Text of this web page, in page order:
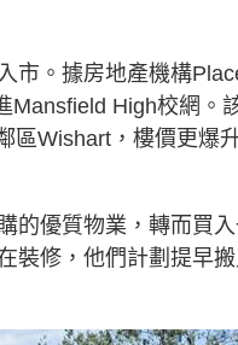
市。據房地產機構
High校網。
區Wishart，樓價更爆
的優質物業，轉而買
裝修，他們計劃提早